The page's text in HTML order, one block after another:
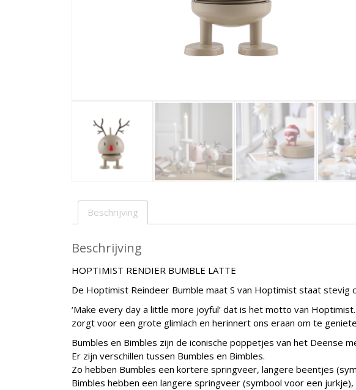
Beschrijving
Beschrijving
HOPTIMIST RENDIER BUMBLE LATTE
De Hoptimist Reindeer Bumble maat S van Hoptimist staat
‘Make every day a little more joyful’ dat is het motto van
zorgt voor een grote glimlach en herinnert ons eraan om te
Bumbles en Bimbles zijn de iconische poppetjes van het Deense
Er zijn verschillen tussen Bumbles en Bimbles.
Zo hebben Bumbles een kortere springveer, langere beentjes
Bimbles hebben een langere springveer (symbool voor een